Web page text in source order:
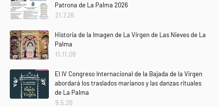
Patrona de La Palma 2026
21.7.26
Historia de la Imagen de La Virgen de Las Nieves de La
Palma
11.11.09
El IV Congreso Internacional de la Bajada de la Virgen
abordará los traslados marianos y las danzas rituales
de La Palma
9.5.26